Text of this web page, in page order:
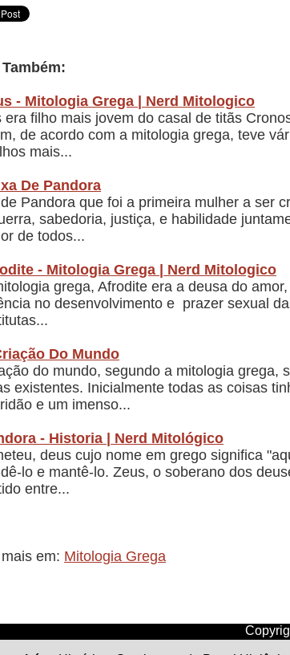
- Mitologia Grega | Nerd Mitologico
era filho mais jovem do casal de titãs
de acordo com a mitologia grega, teve
mais...
De Pandora
Pandora que foi a primeira mulher a ser
sabedoria, justiça, e habilidade
de todos...
- Mitologia Grega | Nerd Mitologico
grega, Afrodite era a deusa do
no desenvolvimento e prazer sexual
Do Mundo
do mundo, segundo a mitologia grega,
existentes. Inicialmente todas as coisas
e um imenso...
- Historia | Nerd Mitológico
deus cujo nome em grego significa
lo e mantê-lo. Zeus, o soberano dos
entre...
em: Mitologia Grega